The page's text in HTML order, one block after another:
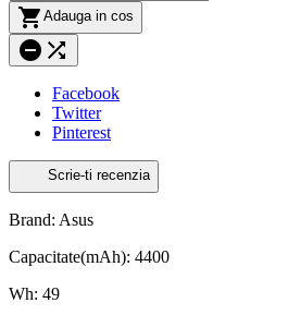
 Adauga in cos
 
Facebook
Twitter
Pinterest
Scrie-ti recenzia
Brand: Asus
Capacitate(mAh): 4400
Wh: 49